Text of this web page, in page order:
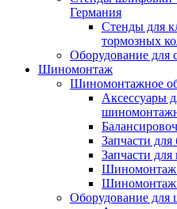
Германия
Стенды для
тормозных
Оборудование для
Шиномонтаж
Шиномонтажное
Аксессуары
Запчасти для
Запчасти
Шиномонтаж
Оборудование